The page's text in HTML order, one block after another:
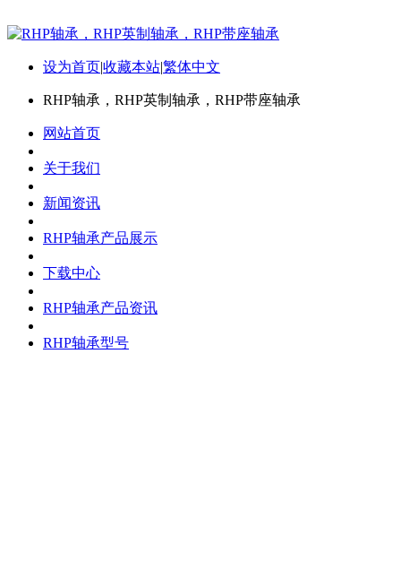
设为首页|收藏本站|繁体中文
RHP轴承，RHP英制轴承，RHP带座轴承
网站首页
关于我们
新闻资讯
RHP轴承产品展示
下载中心
RHP轴承产品资讯
RHP轴承型号